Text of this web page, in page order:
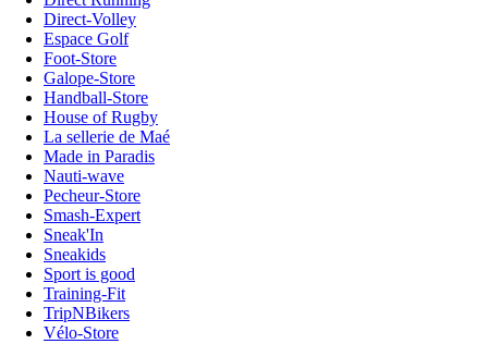
Direct-Volley
Espace Golf
Foot-Store
Galope-Store
Handball-Store
House of Rugby
La sellerie de Maé
Made in Paradis
Nauti-wave
Pecheur-Store
Smash-Expert
Sneak'In
Sneakids
Sport is good
Training-Fit
TripNBikers
Vélo-Store